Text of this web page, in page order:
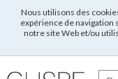
Nous utilisons des
expérience de navigation
notre site Web et/ou